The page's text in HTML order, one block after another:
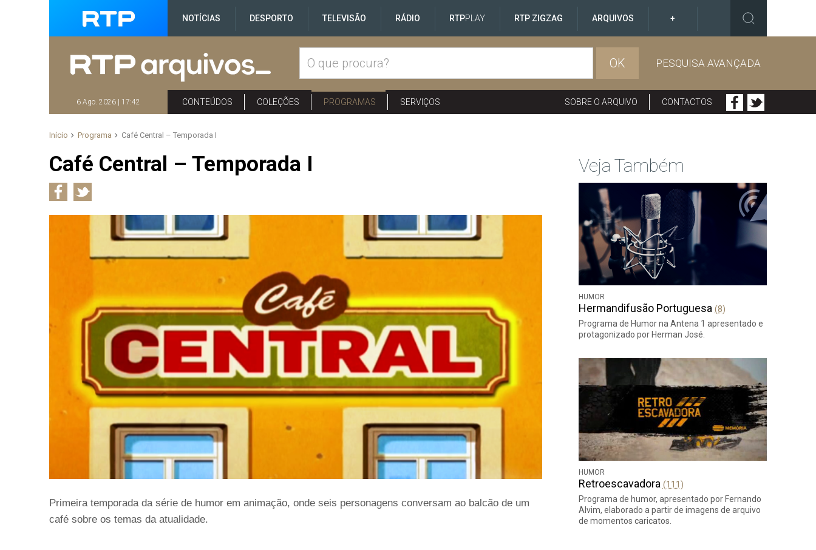
NOTÍCIAS DESPORTO TELEVISÃO RÁDIO RTPPLAY RTP ZIGZAG ARQUIVOS +
OK PESQUISA AVANÇADA
6 Ago. 2026 | 17:42 CONTEÚDOS COLEÇÕES PROGRAMAS SERVIÇOS SOBRE O ARQUIVO CONTACTOS
Início Programa Café Central – Temporada I
Café Central – Temporada I
Primeira temporada da série de humor em animação, onde seis personagens conversam ao balcão de um
café sobre os temas da atualidade.
Veja Também
HUMOR
Hermandifusão Portuguesa (8)
Programa de Humor na Antena 1 apresentado e
protagonizado por Herman José.
HUMOR
Retroescavadora (111)
Programa de humor, apresentado por Fernando
Alvim, elaborado a partir de imagens de arquivo
de momentos caricatos.